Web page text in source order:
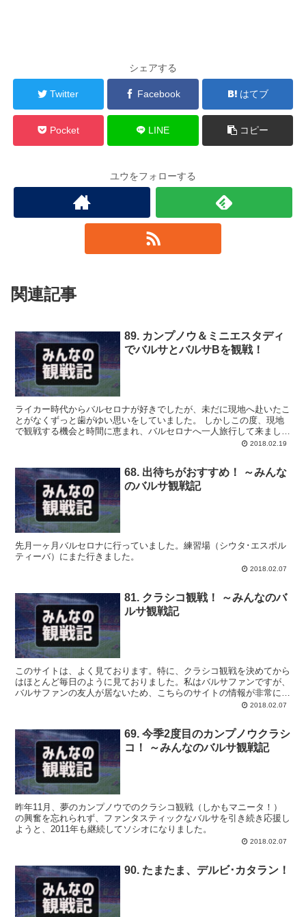
シェアする
Twitter Facebook はてブ
Pocket LINE コピー
ユウをフォローする
関連記事
89. カンプノウ＆ミニエスタディ
でバルサとバルサBを観戦！
ライカー時代からバルセロナが好きでしたが、未だに現地へ赴いたこ
とがなくずっと歯がゆい思いをしていました。 しかしこの度、現地
で観戦する機会と時間に恵まれ、バルセロナへ一人旅行して来まし
2018.02.19
68. 出待ちがおすすめ！ ～みんな
のバルサ観戦記
先月一ヶ月バルセロナに行っていました。練習場（シウタ･エスポル
ティーバ）にまた行きました。
2018.02.07
81. クラシコ観戦！ ～みんなのバ
ルサ観戦記
このサイトは、よく見ております。特に、クラシコ観戦を決めてから
はほとんど毎日のように見ておりました。私はバルサファンですが、
バルサファンの友人が居ないため、こちらのサイトの情報が非常に頼
2018.02.07
69. 今季2度目のカンプノウクラシ
コ！ ～みんなのバルサ観戦記
昨年11月、夢のカンプノウでのクラシコ観戦（しかもマニータ！）
の興奮を忘れられず、ファンタスティックなバルサを引き続き応援し
ようと、2011年も継続してソシオになりました。
2018.02.07
90. たまたま、デルビ･カタラン！